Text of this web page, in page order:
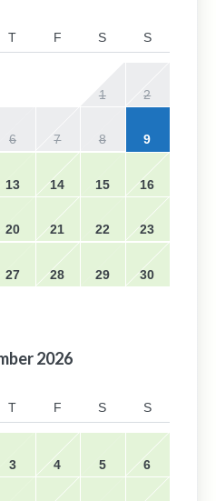
T F S S
1 2
6 7 8 9
13 14 15 16
20 21 22 23
27 28 29 30
2026
T F S S
3 4 5 6